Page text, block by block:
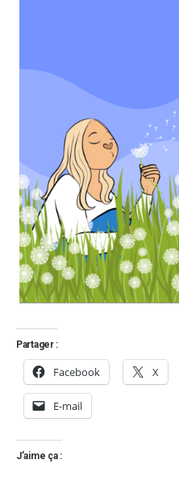
Partager :
Facebook X
E-mail
J’aime ça :